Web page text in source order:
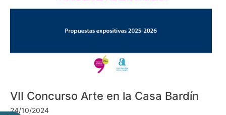
VII Concurso Arte en la Casa Bardín
24/10/2024